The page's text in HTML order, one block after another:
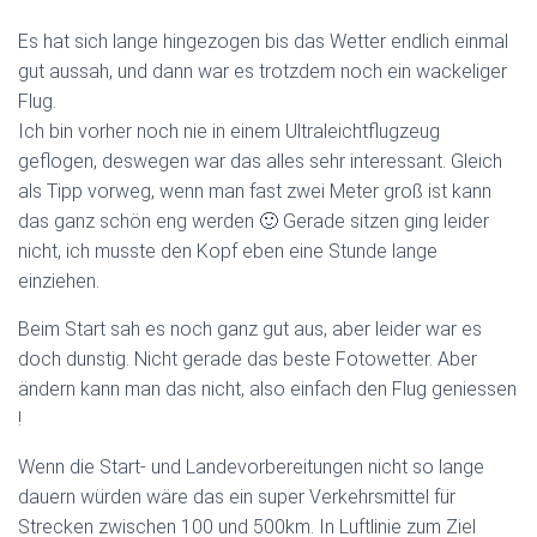
Es hat sich lange hingezogen bis das Wetter endlich einmal
gut aussah, und dann war es trotzdem noch ein wackeliger
Flug.
Ich bin vorher noch nie in einem Ultraleichtflugzeug
geflogen, deswegen war das alles sehr interessant. Gleich
als Tipp vorweg, wenn man fast zwei Meter groß ist kann
das ganz schön eng werden 🙂 Gerade sitzen ging leider
nicht, ich musste den Kopf eben eine Stunde lange
einziehen.
Beim Start sah es noch ganz gut aus, aber leider war es
doch dunstig. Nicht gerade das beste Fotowetter. Aber
ändern kann man das nicht, also einfach den Flug geniessen
!
Wenn die Start- und Landevorbereitungen nicht so lange
dauern würden wäre das ein super Verkehrsmittel für
Strecken zwischen 100 und 500km. In Luftlinie zum Ziel